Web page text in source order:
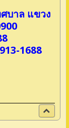
บาล แขวง
1688
า